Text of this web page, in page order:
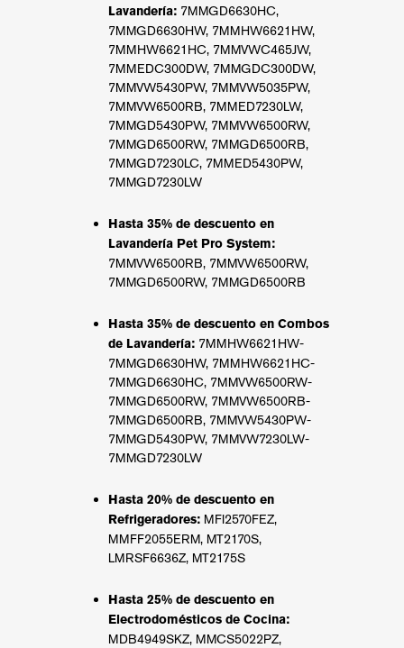
Lavandería: 7MMGD6630HC,
7MMGD6630HW, 7MMHW6621HW,
7MMHW6621HC, 7MMVWC465JW,
7MMEDC300DW, 7MMGDC300DW,
7MMVW5430PW, 7MMVW5035PW,
7MMVW6500RB, 7MMED7230LW,
7MMGD5430PW, 7MMVW6500RW,
7MMGD6500RW, 7MMGD6500RB,
7MMGD7230LC, 7MMED5430PW,
7MMGD7230LW
Hasta 35% de descuento en
Lavandería Pet Pro System:
7MMVW6500RB, 7MMVW6500RW,
7MMGD6500RW, 7MMGD6500RB
Hasta 35% de descuento en Combos
de Lavandería: 7MMHW6621HW-
7MMGD6630HW, 7MMHW6621HC-
7MMGD6630HC, 7MMVW6500RW-
7MMGD6500RW, 7MMVW6500RB-
7MMGD6500RB, 7MMVW5430PW-
7MMGD5430PW, 7MMVW7230LW-
7MMGD7230LW
Hasta 20% de descuento en
Refrigeradores: MFI2570FEZ,
MMFF2055ERM, MT2170S,
LMRSF6636Z, MT2175S
Hasta 25% de descuento en
Electrodomésticos de Cocina:
MDB4949SKZ, MMCS5022PZ,